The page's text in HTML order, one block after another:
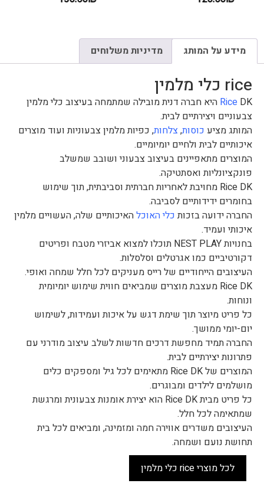
מידע על המותג מדיניות משלוחים
rice כלי מלמין
Rice DK היא חברה דנית מובילה שמתמחה בעיצוב כלי מלמין
צבעוניים ויצירתיים לבית.
המותג מציע כוסות,צלחות, כפיות מלמין צבעוניות ועוד מוצרים
איכותיים לבית ולחיים יומיומיים.
המוצרים מתאפיינים בעיצוב צבעוני ושובב שמשלב
פונקציונליות ואסתטיקה.
Rice DK מחויבת לאחריות חברתית וסביבתית, תוך שימוש
בחומרים ידידותיים לסביבה.
החברה ידועה בזכותכלי האוכלהאיכותיים שלה, העשויים מלמין
איכותי ועמיד.
בחנויות NEST PLAY תוכלו למצוא אביזרי מטבח ופריטים
דקורטיביים כמו אגרטלים וסלסלות.
העיצובים הייחודיים של רייס מעניקים לכל חלל שמחה ואופי.
Rice DK מעצבת מוצרים שמביאים חווית שימוש יומיומית
ונוחות.
כל פריט מיוצר תוך שימת דגש על איכות ועמידות, לשימוש
יום-יומי ממושך.
החברה תמיד מחפשת דרכים חדשות לשלב עיצוב מודרני עם
פתרונות יצירתיים לבית.
המוצרים של Rice DK מתאימים לכל גיל ומספקים כלים
מושלמים לילדים ומבוגרים.
כל פריט מבית Rice DK הוא יצירת אומנות צבעונית ומרגשת
שמתאימה לכל חלל.
העיצובים משדרים אווירה חמה ומזמינה, ומביאים לכל בית
תחושת נועם ושמחה.
לכל מוצרי rice כלי מלמין